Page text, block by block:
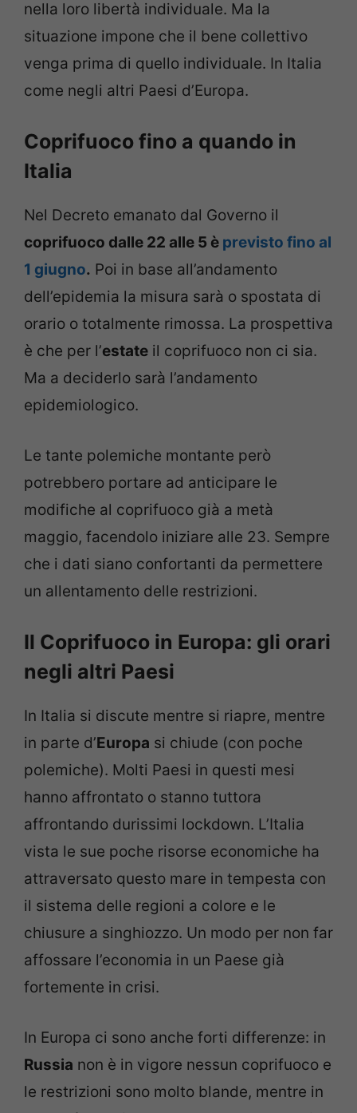
nella loro libertà individuale. Ma la
situazione impone che il bene collettivo
venga prima di quello individuale. In Italia
come negli altri Paesi d’Europa.
Coprifuoco fino a quando in
Italia
Nel Decreto emanato dal Governo il
coprifuoco dalle 22 alle 5 è previsto fino al
1 giugno. Poi in base all’andamento
dell’epidemia la misura sarà o spostata di
orario o totalmente rimossa. La prospettiva
è che per l’estate il coprifuoco non ci sia.
Ma a deciderlo sarà l’andamento
epidemiologico.
Le tante polemiche montante però
potrebbero portare ad anticipare le
modifiche al coprifuoco già a metà
maggio, facendolo iniziare alle 23. Sempre
che i dati siano confortanti da permettere
un allentamento delle restrizioni.
Il Coprifuoco in Europa: gli orari
negli altri Paesi
In Italia si discute mentre si riapre, mentre
in parte d’Europa si chiude (con poche
polemiche). Molti Paesi in questi mesi
hanno affrontato o stanno tuttora
affrontando durissimi lockdown. L’Italia
vista le sue poche risorse economiche ha
attraversato questo mare in tempesta con
il sistema delle regioni a colore e le
chiusure a singhiozzo. Un modo per non far
affossare l’economia in un Paese già
fortemente in crisi.
In Europa ci sono anche forti differenze: in
Russia non è in vigore nessun coprifuoco e
le restrizioni sono molto blande, mentre in